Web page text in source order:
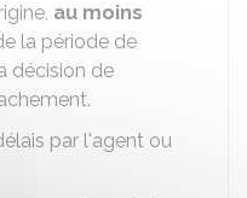
au moins
la période de
décision de
par l'agent ou